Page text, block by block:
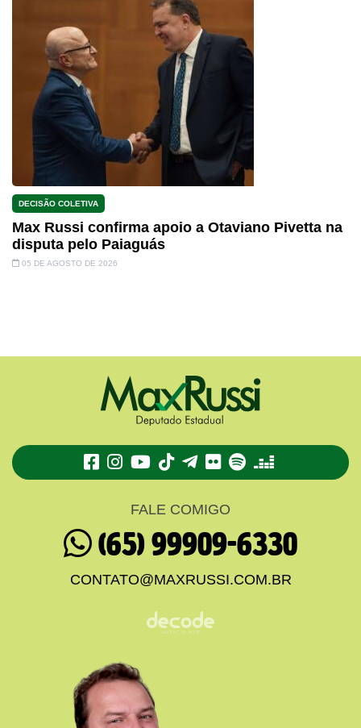
DECISÃO COLETIVA
Max Russi confirma apoio a Otaviano Pivetta na
disputa pelo Paiaguás
05 DE AGOSTO DE 2026
TikTokTelegram
FlickrSpotifyDeezer
FALE COMIGO
(65) 99909-6330
CONTATO@MAXRUSSI.COM.BR